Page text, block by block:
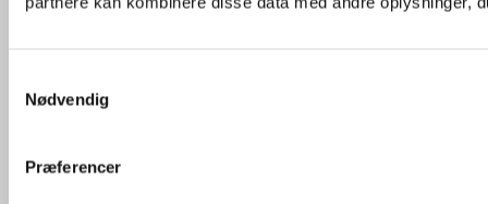
Nødvendig
Præferencer